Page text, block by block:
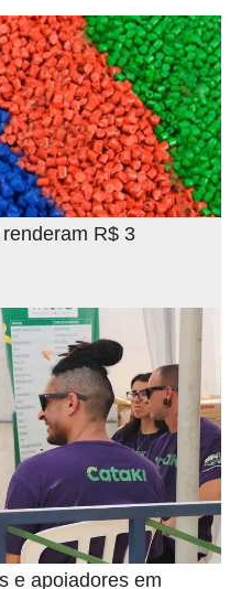
R$ 3
e apoiadores em